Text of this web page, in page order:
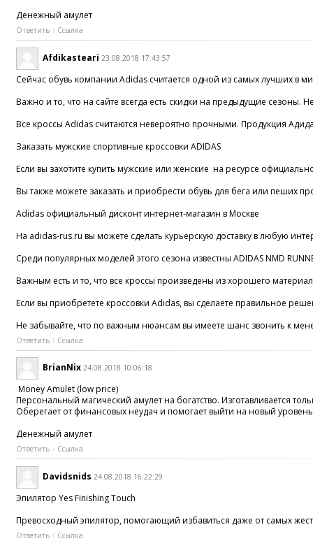
Денежный амулет
Ответить Ссылка
Afdikasteari 23.08.2018 17:43:57
Сейчас обувь компании Adidas считается одной из самых лучших в
Важно и то, что на сайте всегда есть скидки на предыдущие сезоны.
Все кроссы Adidas считаются невероятно прочными. Продукция
Заказать мужские спортивные кроссовки ADIDAS
Если вы захотите купить мужские или женские на ресурсе
Вы также можете заказать и приобрести обувь для бега или пеших
Adidas официальный дисконт интернет-магазин в Москве
На adidas-rus.ru вы можете сделать курьерскую доставку в любую
Среди популярных моделей этого сезона известны ADIDAS NMD
Важным есть и то, что все кроссы произведены из хорошего
Если вы приобретете кроссовки Adidas, вы сделаете правильное
Не забывайте, что по важным нюансам вы имеете шанс звонить к
Ответить Ссылка
BrianNix 24.08.2018 10:06:18
Money Amulet (low price)
Персональный магический амулет на богатство. Изготавливается
Оберегает от финансовых неудач и помогает выйти на новый
Денежный амулет
Ответить Ссылка
Davidsnids 24.08.2018 16:22:29
Эпилятор Yes Finishing Touch
Превосходный эпилятор, помогающий избавиться даже от самых
Ответить Ссылка